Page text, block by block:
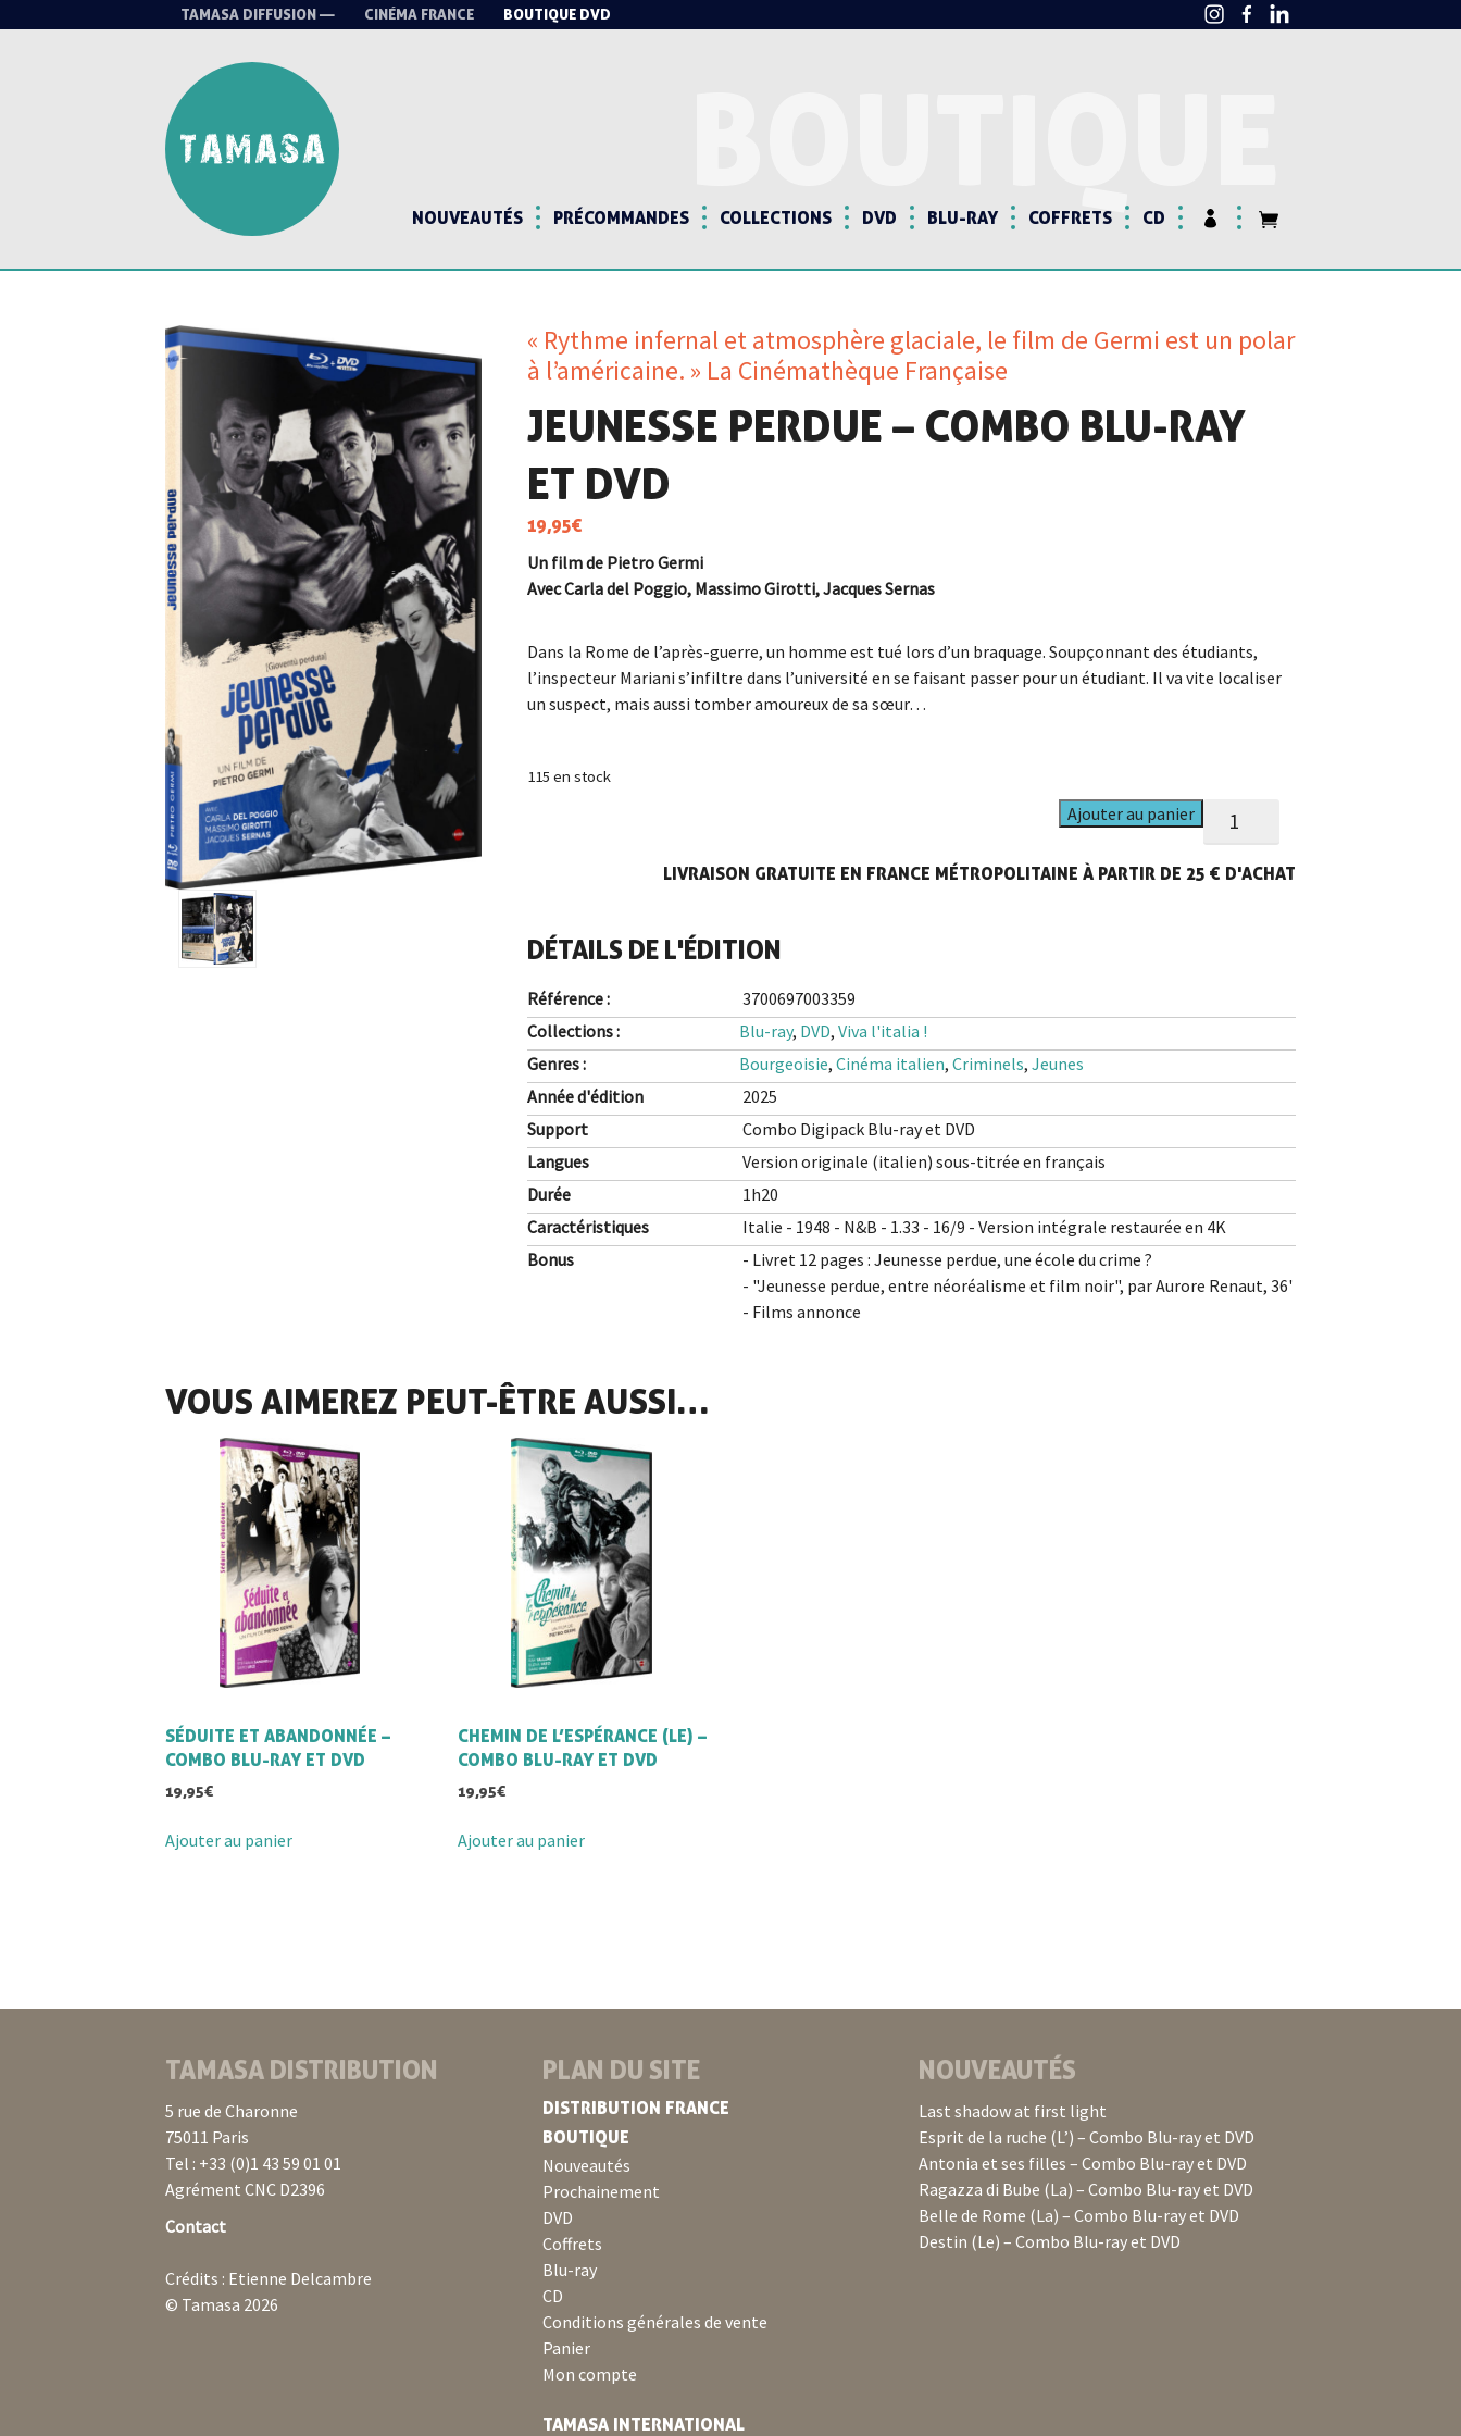
TAMASA DIFFUSION — CINÉMA FRANCE BOUTIQUE DVD
NOUVEAUTÉS PRÉCOMMANDES COLLECTIONS DVD BLU-RAY COFFRETS CD
« Rythme infernal et atmosphère glaciale, le film de Germi est un polar
à l’américaine. » La Cinémathèque Française
JEUNESSE PERDUE – COMBO BLU-RAY
ET DVD
19,95€
Un film de Pietro Germi
Avec Carla del Poggio, Massimo Girotti, Jacques Sernas
Dans la Rome de l’après-guerre, un homme est tué lors d’un braquage. Soupçonnant des étudiants,
l’inspecteur Mariani s’infiltre dans l’université en se faisant passer pour un étudiant. Il va vite localiser
un suspect, mais aussi tomber amoureux de sa sœur…
115 en stock
quantité
Jeunesse
et
DVD
Ajouter au panier
LIVRAISON GRATUITE EN FRANCE MÉTROPOLITAINE À PARTIR DE 25 € D'ACHAT
DÉTAILS DE L'ÉDITION
Référence :
3700697003359
Collections :
Blu-ray, DVD, Viva l'italia !
Genres :
Bourgeoisie, Cinéma italien, Criminels, Jeunes
Année d'édition
2025
Support
Combo Digipack Blu-ray et DVD
Langues
Version originale (italien) sous-titrée en français
Durée
1h20
Caractéristiques
Italie - 1948 - N&B - 1.33 - 16/9 - Version intégrale restaurée en 4K
Bonus
- Livret 12 pages : Jeunesse perdue, une école du crime ?
- "Jeunesse perdue, entre néoréalisme et film noir", par Aurore Renaut, 36'
- Films annonce
VOUS AIMEREZ PEUT-ÊTRE AUSSI…
SÉDUITE ET ABANDONNÉE –
COMBO BLU-RAY ET DVD
19,95€
Ajouter au panier
CHEMIN DE L’ESPÉRANCE (LE) –
COMBO BLU-RAY ET DVD
19,95€
Ajouter au panier
TAMASA DISTRIBUTION
5 rue de Charonne
75011 Paris
Tel : +33 (0)1 43 59 01 01
Agrément CNC D2396
Contact
Crédits : Etienne Delcambre
© Tamasa 2026
PLAN DU SITE
DISTRIBUTION FRANCE
BOUTIQUE
Nouveautés
Prochainement
DVD
Coffrets
Blu-ray
CD
Conditions générales de vente
Panier
Mon compte
TAMASA INTERNATIONAL
NOUVEAUTÉS
Last shadow at first light
Esprit de la ruche (L’) – Combo Blu-ray et DVD
Antonia et ses filles – Combo Blu-ray et DVD
Ragazza di Bube (La) – Combo Blu-ray et DVD
Belle de Rome (La) – Combo Blu-ray et DVD
Destin (Le) – Combo Blu-ray et DVD